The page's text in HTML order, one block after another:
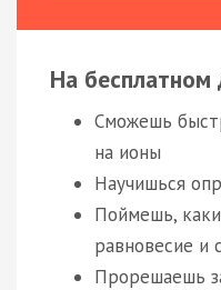
На
Сможешь
на ионы
Научишься
Поймешь,
равновесие и
Прорешаешь